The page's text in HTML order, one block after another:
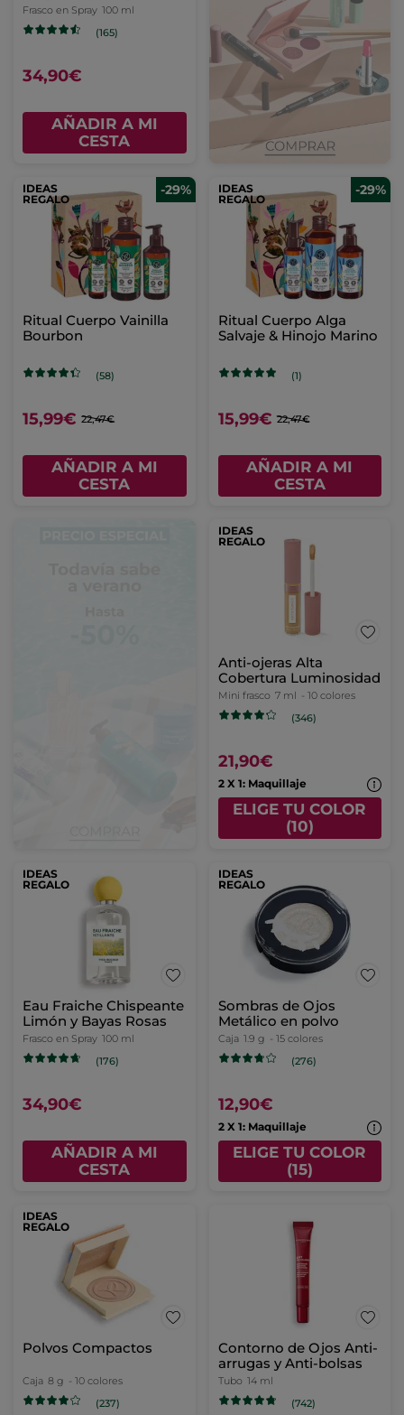
Frasco en Spray 100 ml
(165)
34,90€
AÑADIR A MI
CESTA
IDEAS
REGALO
-29%
Ritual Cuerpo Vainilla
Bourbon
(58)
15,99€ 22,47€
AÑADIR A MI
CESTA
IDEAS
REGALO
-29%
Ritual Cuerpo Alga
Salvaje & Hinojo Marino
(1)
15,99€ 22,47€
AÑADIR A MI
CESTA
IDEAS
REGALO
Anti-ojeras Alta
Cobertura Luminosidad
Mini frasco 7 ml - 10 colores
(346)
21,90€
2 X 1: Maquillaje
ELIGE TU COLOR
(10)
IDEAS
REGALO
Eau Fraiche Chispeante
Limón y Bayas Rosas
Frasco en Spray 100 ml
(176)
34,90€
AÑADIR A MI
CESTA
IDEAS
REGALO
Sombras de Ojos
Metálico en polvo
Caja 1.9 g - 15 colores
(276)
12,90€
2 X 1: Maquillaje
ELIGE TU COLOR
(15)
IDEAS
REGALO
Polvos Compactos
Caja 8 g - 10 colores
(237)
Contorno de Ojos Anti-
arrugas y Anti-bolsas
Tubo 14 ml
(742)